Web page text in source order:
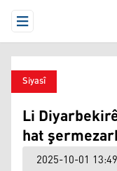
Open Menu
Siyasî
Li
hat
2025-10-01 13:49